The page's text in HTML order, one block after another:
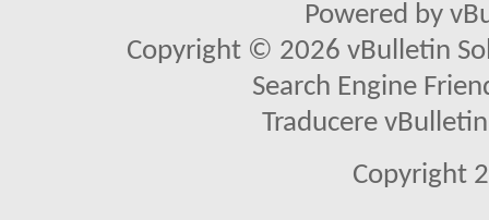
Powered by
Copyright © 2026 vBulletin
Search Engine
Traducere
Copyright